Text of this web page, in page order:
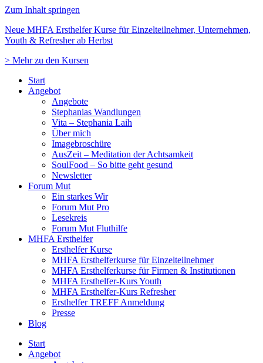
Zum Inhalt springen
Neue MHFA Ersthelfer Kurse für Einzelteilnehmer, Unternehmen,
Youth & Refresher ab Herbst
> Mehr zu den Kursen
Start
Angebot
Angebote
Stephanias Wandlungen
Vita – Stephania Laih
Über mich
Imagebroschüre
AusZeit – Meditation der Achtsamkeit
SoulFood – So bitte geht gesund
Newsletter
Forum Mut
Ein starkes Wir
Forum Mut Pro
Lesekreis
Forum Mut Fluthilfe
MHFA Ersthelfer
Ersthelfer Kurse
MHFA Ersthelferkurse für Einzelteilnehmer
MHFA Ersthelferkurse für Firmen & Institutionen
MHFA Ersthelfer-Kurs Youth
MHFA Ersthelfer-Kurs Refresher
Ersthelfer TREFF Anmeldung
Presse
Blog
Start
Angebot